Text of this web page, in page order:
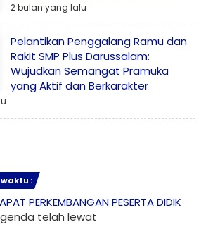
2 bulan yang lalu
Pelantikan Penggalang Ramu dan
Rakit SMP Plus Darussalam:
Wujudkan Semangat Pramuka
yang Aktif dan Berkarakter
waktu :
PERKEMBANGAN PESERTA DIDIK
telah lewat